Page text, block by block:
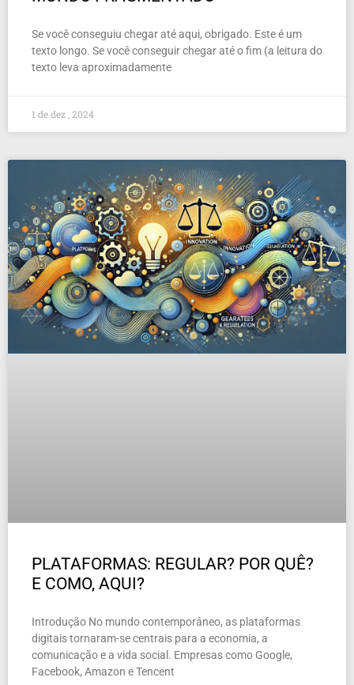
Se você conseguiu chegar até aqui, obrigado. Este é um
texto longo. Se você conseguir chegar até o fim (a leitura do
texto leva aproximadamente
1 de dez , 2024
PLATAFORMAS: REGULAR? POR QUÊ?
E COMO, AQUI?
Introdução No mundo contemporâneo, as plataformas
digitais tornaram-se centrais para a economia, a
comunicação e a vida social. Empresas como Google,
Facebook, Amazon e Tencent